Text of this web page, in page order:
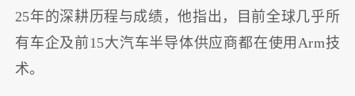
25年的深耕历程与成绩，他指出，目前全球几乎所
有车企及前15大汽车半导体供应商都在使用Arm技
术。